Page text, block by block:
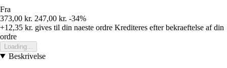
Fra
373,00 kr. 247,00 kr. -34%
+12,35 kr. gives til din naeste ordre Krediteres efter bekraeftelse af din
ordre
Loading...
Beskrivelse